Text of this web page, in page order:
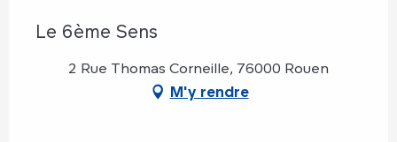
Le 6ème Sens
2 Rue Thomas Corneille, 76000 Rouen
M'y rendre